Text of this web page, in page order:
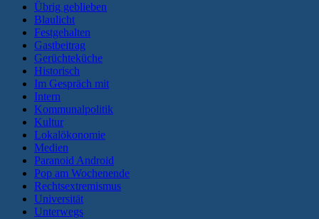
Übrig geblieben
Blaulicht
Festgehalten
Gastbeitrag
Gerüchteküche
Historisch
Im Gespräch mit
Intern
Kommunalpolitik
Kultur
Lokalökonomie
Medien
Paranoid Android
Pop am Wochenende
Rechtsextremismus
Universität
Unterwegs